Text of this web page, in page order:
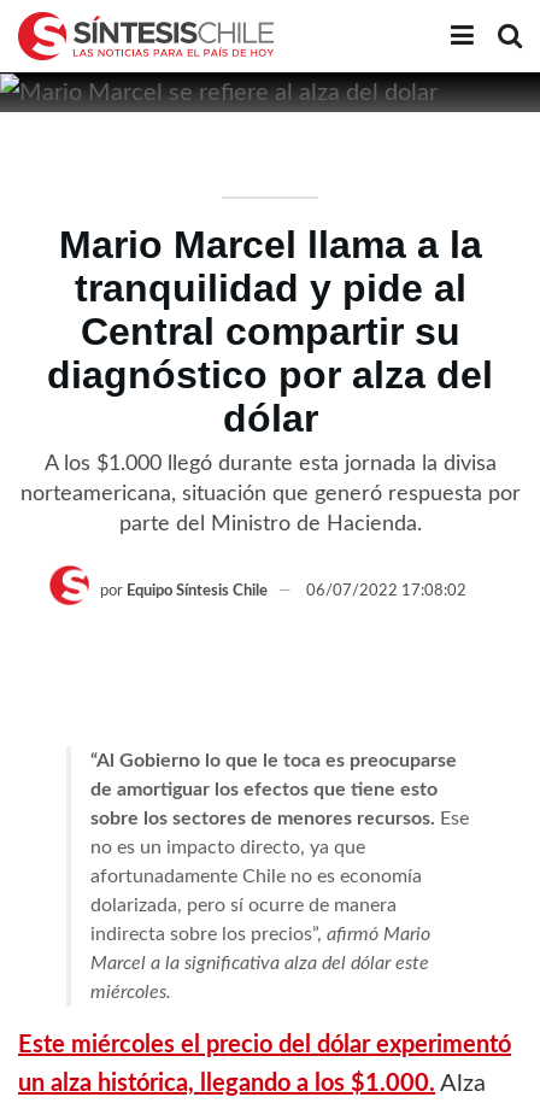
Mario Marcel llama a la
tranquilidad y pide al
Central compartir su
diagnóstico por alza del
dólar
A los $1.000 llegó durante esta jornada la divisa
norteamericana, situación que generó respuesta por
parte del Ministro de Hacienda.
por Equipo Síntesis Chile 06/07/2022 17:08:02
“Al Gobierno lo que le toca es preocuparse
de amortiguar los efectos que tiene esto
sobre los sectores de menores recursos. Ese
no es un impacto directo, ya que
afortunadamente Chile no es economía
dolarizada, pero sí ocurre de manera
indirecta sobre los precios”, afirmó Mario
Marcel a la significativa alza del dólar este
miércoles.
Este miércoles el precio del dólar experimentó
un alza histórica, llegando a los $1.000. Alza